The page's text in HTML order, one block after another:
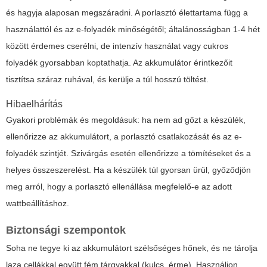
és hagyja alaposan megszáradni. A porlasztó élettartama függ a
használattól és az e-folyadék minőségétől; általánosságban 1-4 hét
között érdemes cserélni, de intenzív használat vagy cukros
folyadék gyorsabban koptathatja. Az akkumulátor érintkezőit
tisztítsa száraz ruhával, és kerülje a túl hosszú töltést.
Hibaelhárítás
Gyakori problémák és megoldásuk: ha nem ad gőzt a készülék,
ellenőrizze az akkumulátort, a porlasztó csatlakozását és az e-
folyadék szintjét. Szivárgás esetén ellenőrizze a tömítéseket és a
helyes összeszerelést. Ha a készülék túl gyorsan ürül, győződjön
meg arról, hogy a porlasztó ellenállása megfelelő-e az adott
wattbeállításhoz.
Biztonsági szempontok
Soha ne tegye ki az akkumulátort szélsőséges hőnek, és ne tárolja
laza cellákkal együtt fém tárgyakkal (kulcs, érme). Használjon